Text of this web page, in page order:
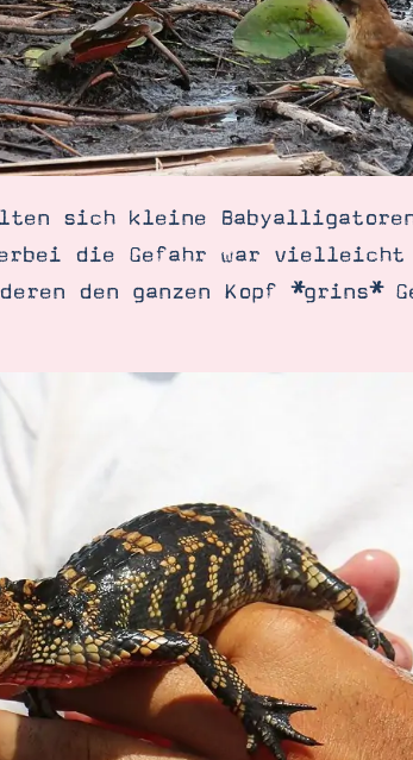
sich kleine
die Gefahr war vielleicht
den ganzen Kopf *grins*